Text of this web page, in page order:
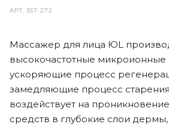
АРТ.357-272
Массажер для лица ЮL
высокочастотные микроионные
ускоряющие процесс
замедляющие процесс
воздействует на
средств в глубокие слои